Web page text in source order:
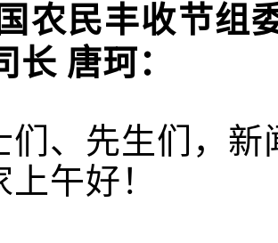
农民丰收节组
长 唐珂：
们、先生们，新
上午好！